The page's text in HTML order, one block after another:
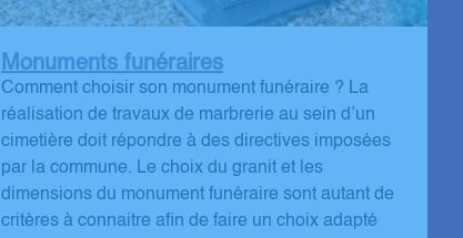
Monuments funéraires
Comment choisir son monument funéraire ? La
réalisation de travaux de marbrerie au sein d’un
cimetière doit répondre à des directives imposées
par la commune. Le choix du granit et les
dimensions du monument funéraire sont autant de
critères à connaitre afin de faire un choix adapté